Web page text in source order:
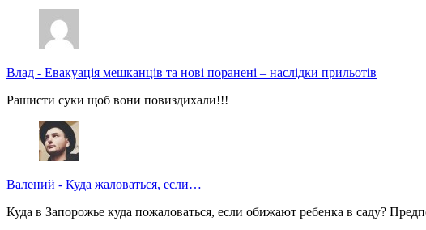
Влад - Евакуація мешканців та нові поранені – наслідки прильотів
Рашисти суки щоб вони повиздихали!!!
Валений - Куда жаловаться, если…
Куда в Запорожье куда пожаловаться, если обижают ребенка в саду?